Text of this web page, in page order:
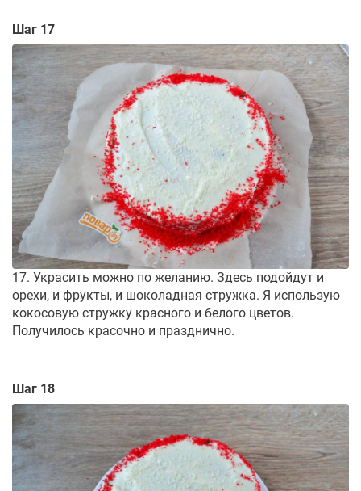
Шаг 17
17. Украсить можно по желанию. Здесь подойдут и
орехи, и фрукты, и шоколадная стружка. Я использую
кокосовую стружку красного и белого цветов.
Получилось красочно и празднично.
Шаг 18